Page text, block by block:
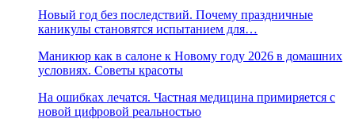
Новый год без последствий. Почему праздничные
каникулы становятся испытанием для…
Маникюр как в салоне к Новому году 2026 в домашних
условиях. Советы красоты
На ошибках лечатся. Частная медицина примиряется с
новой цифровой реальностью